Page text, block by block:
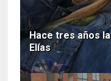
Hace tres años
Elías